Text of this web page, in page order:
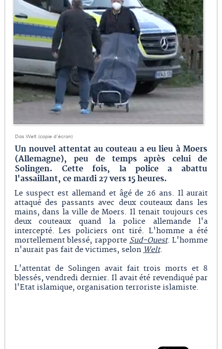
Das Welt (copie d'écran)
Un nouvel attentat au couteau a eu lieu à Moers
(Allemagne), peu de temps après celui de
Solingen. Cette fois, la police a abattu
l'assaillant, ce mardi 27 vers 15 heures.
Le suspect est allemand et âgé de 26 ans. Il aurait
attaqué des passants avec deux couteaux dans les
mains, dans la ville de Moers. Il tenait toujours ces
deux couteaux quand la police allemande l'a
intercepté. Les policiers ont tiré. L'homme a été
mortellement blessé, rapporte Sud-Ouest. L'homme
n'aurait pas fait de victimes, selon Welt.
L'attentat de Solingen avait fait trois morts et 8
blessés, vendredi dernier. Il avait été revendiqué par
l'Etat islamique, organisation terroriste islamiste.